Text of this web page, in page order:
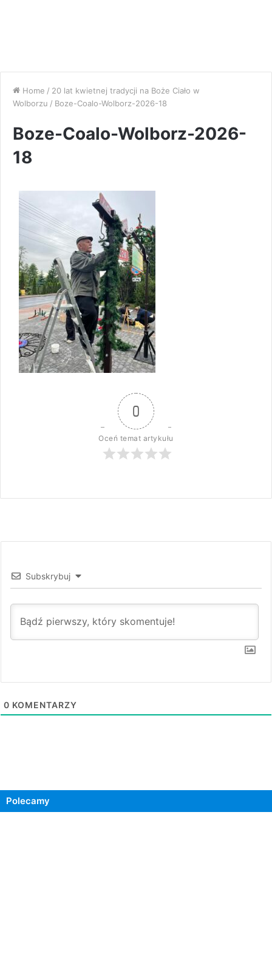
Home / 20 lat kwietnej tradycji na Boże Ciało w
Wolborzu / Boze-Coalo-Wolborz-2026-18
Boze-Coalo-Wolborz-2026-
18
0
Oceń temat artykułu
Subskrybuj
0 KOMENTARZY
Polecamy